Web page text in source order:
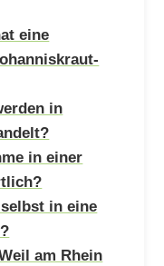
eine
in
in einer
in eine
am Rhein